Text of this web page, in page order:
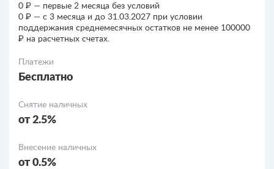
0 ₽ — первые 2 месяца без условий
0 ₽ — c 3 месяца и до 31.03.2027 при условии
поддержания среднемесячных остатков не менее 100000
₽ на расчетных счетах.
Платежи
Бесплатно
Снятие наличных
от 2.5%
Внесение наличных
от 0.5%